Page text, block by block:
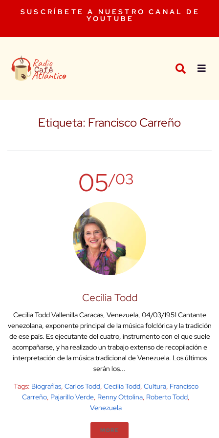
SUSCRÍBETE A NUESTRO CANAL DE
YOUTUBE
Etiqueta: Francisco Carreño
05/03
Cecilia Todd
Cecilia Todd Vallenilla Caracas, Venezuela, 04/03/1951 Cantante
venezolana, exponente principal de la música folclórica y la tradición
de ese país. Es ejecutante del cuatro, instrumento con el que suele
acompañarse, y ha realizado un trabajo extenso de recopilación e
interpretación de la música tradicional de Venezuela. Los últimos
serán los...
Tags: Biografías, Carlos Todd, Cecilia Todd, Cultura, Francisco
Carreño, Pajarillo Verde, Renny Ottolina, Roberto Todd,
Venezuela
MORE